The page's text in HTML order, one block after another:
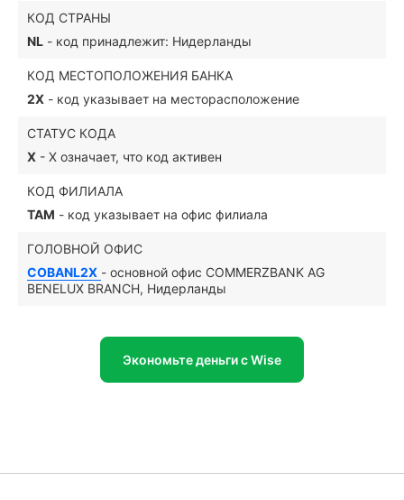
КОД СТРАНЫ
NL - код принадлежит: Нидерланды
КОД МЕСТОПОЛОЖЕНИЯ БАНКА
2X - код указывает на месторасположение
СТАТУС КОДА
X - X означает, что код активен
КОД ФИЛИАЛА
TAM - код указывает на офис филиала
ГОЛОВНОЙ ОФИС
COBANL2X - основной офис COMMERZBANK AG
BENELUX BRANCH, Нидерланды
Экономьте деньги с Wise